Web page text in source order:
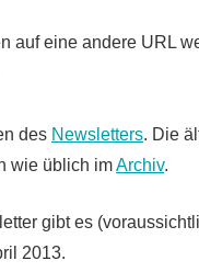
auf eine andere URL
des Newsletters. Die
wie üblich imArchiv.
gibt es
2013.